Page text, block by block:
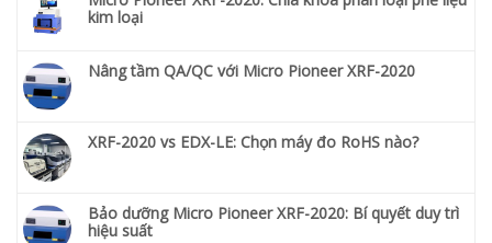
kim loại
Nâng tầm QA/QC với Micro Pioneer XRF-2020
XRF-2020 vs EDX-LE: Chọn máy đo RoHS nào?
Bảo dưỡng Micro Pioneer XRF-2020: Bí quyết duy trì
hiệu suất